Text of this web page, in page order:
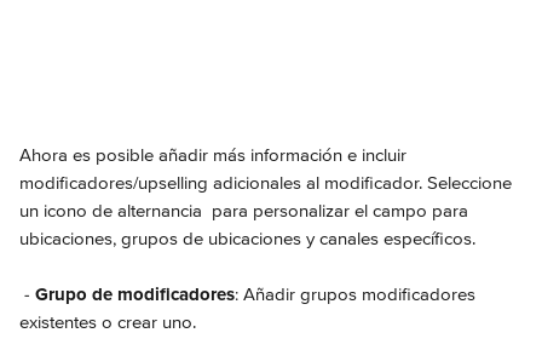
Ahora es posible añadir más información e incluir
modificadores/upselling adicionales al modificador. Seleccione
un icono de alternancia para personalizar el campo para
ubicaciones, grupos de ubicaciones y canales específicos.
- Grupo de modificadores: Añadir grupos modificadores
existentes o crear uno.